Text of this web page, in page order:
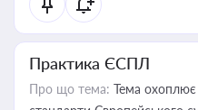
Практика ЄСПЛ
Про що тема: Тема охоплює